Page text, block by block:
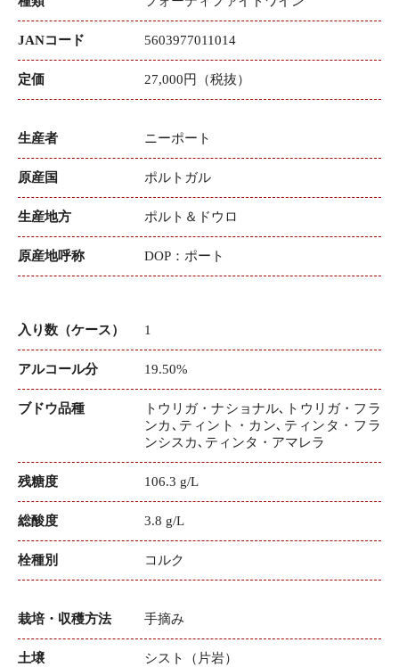
JANコード 5603977011014
定価 27,000円（税抜）
生産者 ニーポート
原産国 ポルトガル
生産地方 ポルト＆ドウロ
原産地呼称 DOP：ポート
入り数（ケース） 1
アルコール分 19.50%
ブドウ品種
トウリガ・ナショナル､トウリガ・フラ
ンカ､ティント・カン､ティンタ・フラ
ンシスカ､ティンタ・アマレラ
残糖度 106.3 g/L
総酸度 3.8 g/L
栓種別 コルク
栽培・収穫方法 手摘み
土壌 シスト（片岩）